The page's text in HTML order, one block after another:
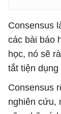
Consensus
các bài báo
học, nó sẽ
tắt tiện
Consensus
nghiên cứu,